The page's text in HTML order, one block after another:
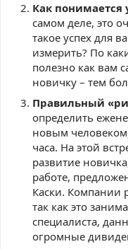
Как
самом деле, это
такое успех для
измерить? По
полезно как вам
новичку – тем
Правильный
определить
новым
часа. На этой
развитие
работе,
Каски. Компании
так как это
специалиста,
огромные